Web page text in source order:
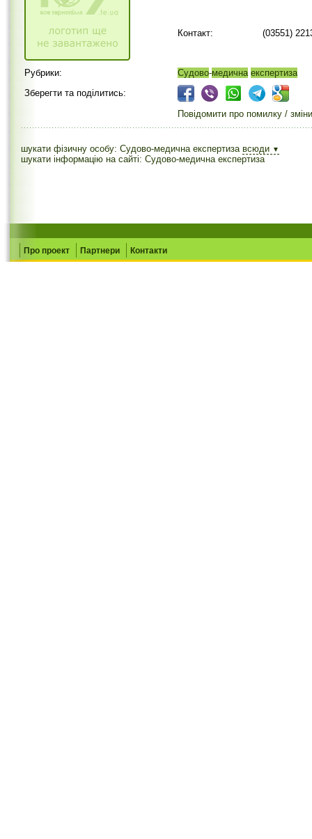
Контакт: (03551)
Рубрики: Судово-медична експертиза
Зберегти та поділитись:
Повідомити про помилку / зміни
шукати фізичну особу: Судово-медична експертиза всюди ▼
шукати інформацію на сайті: Судово-медична експертиза
Про проект Партнери Контакти